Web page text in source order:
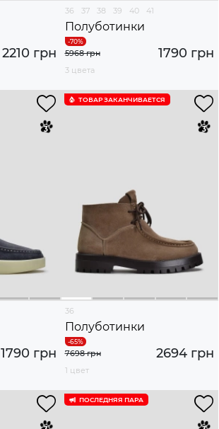
2210 грн
36 37 38 39 40 41
Полуботинки
1790 грн
5968 грн
3 цвета
1790 грн
ТОВАР ЗАКАНЧИВАЕТСЯ
36
Полуботинки
2694 грн
7698 грн
1 цвет
ПОСЛЕДНЯЯ ПАРА